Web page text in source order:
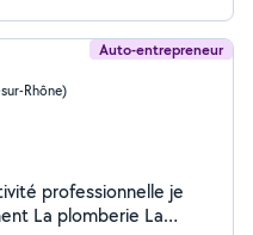
Auto-entrepreneur
Rhône)
professionnelle je
La